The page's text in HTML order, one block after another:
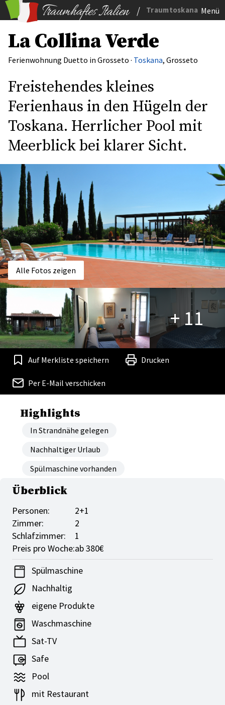
/ Traumtoskana Menü
La Collina Verde
Ferienwohnung Duetto in Grosseto · Toskana, Grosseto
Freistehendes kleines
Ferienhaus in den Hügeln der
Toskana. Herrlicher Pool mit
Meerblick bei klarer Sicht.
Alle Fotos zeigen
+ 11
Auf Merkliste speichern Drucken
Per E-Mail verschicken
Highlights
In Strandnähe gelegen
Nachhaltiger Urlaub
Spülmaschine vorhanden
Überblick
Personen:
2+1
Zimmer:
2
Schlafzimmer:
1
Preis pro Woche:ab 380€
Spülmaschine
Nachhaltig
eigene Produkte
Waschmaschine
Sat-TV
Safe
Pool
mit Restaurant